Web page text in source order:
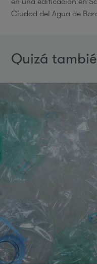
Ciudad del Agua de
Quizá